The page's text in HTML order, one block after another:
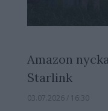
Amazon
Starlink
03.07.2026 / 16:30